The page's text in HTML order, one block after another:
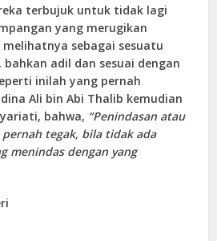
terbujuk untuk tidak lagi
yang merugikan
sebagai sesuatu
adil dan sesuai dengan
inilah yang pernah
Ali bin Abi Thalib kemudian
bahwa, “Penindasan atau
tegak, bila tidak ada
menindas dengan yang